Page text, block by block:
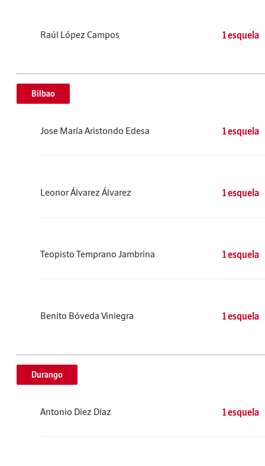
Raúl López Campos 1 esquela
Bilbao
Jose María Aristondo Edesa 1 esquela
Leonor Álvarez Álvarez 1 esquela
Teopisto Temprano Jambrina 1 esquela
Benito Bóveda Viniegra 1 esquela
Durango
Antonio Diez Díaz 1 esquela